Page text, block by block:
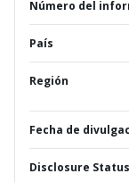
Número del
País
Región
Fecha de
Disclosure Status